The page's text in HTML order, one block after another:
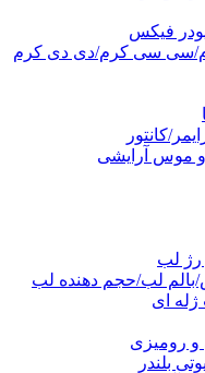
فیکس
سی سی کرم/دی دی کرم
کانتور
و موس آرایشی
لب
بالم لب/حجم دهنده لب
ای
و رومیزی
بلندر